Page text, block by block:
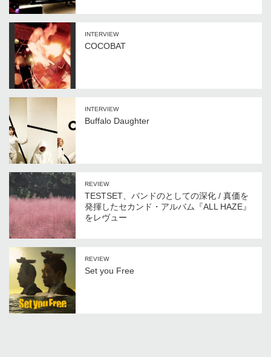
INTERVIEW
COCOBAT
INTERVIEW
Buffalo Daughter
REVIEW
TESTSET、バンドのとしての深化 / 真価を
発揮したセカンド・アルバム『ALL HAZE』
をレヴュー
REVIEW
Set you Free